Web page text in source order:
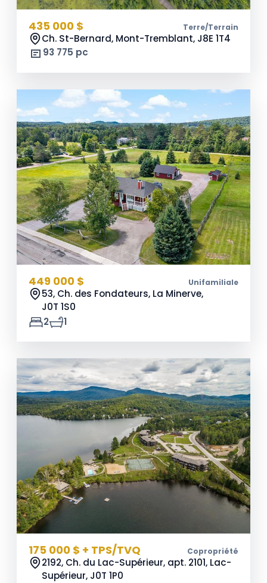
435 000 $ Terre/Terrain
Ch. St-Bernard, Mont-Tremblant, J8E 1T4
93 775 pc
449 000 $ Unifamiliale
53, Ch. des Fondateurs, La Minerve,
J0T 1S0
2
1
175 000 $ + TPS/TVQ Copropriété
2192, Ch. du Lac-Supérieur, apt. 2101, Lac-
Supérieur, J0T 1P0